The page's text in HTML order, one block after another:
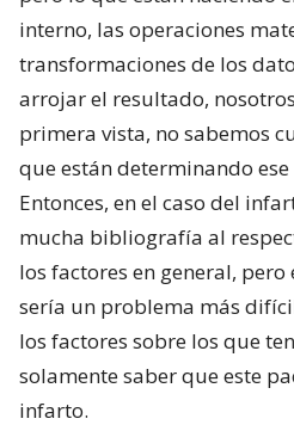
interno, las operaciones
transformaciones de los
arrojar el resultado,
primera vista, no sabemos
que están determinando ese
Entonces, en el caso del
mucha bibliografía al
los factores en general, pero
sería un problema más
los factores sobre los que
solamente saber que este
infarto.